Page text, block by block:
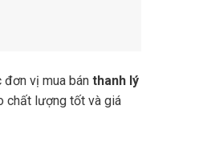
đơn vị mua bán thanh lý
chất lượng tốt và giá